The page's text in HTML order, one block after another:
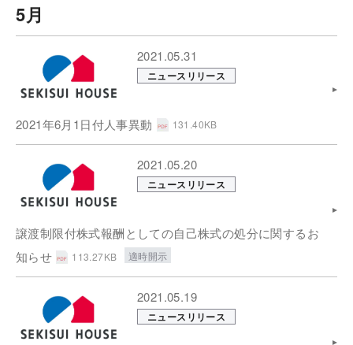
5月
2021.05.31
ニュースリリース
2021年6月1日付人事異動 131.40KB
2021.05.20
ニュースリリース
譲渡制限付株式報酬としての自己株式の処分に関するお
知らせ
113.27KB 適時開示
2021.05.19
ニュースリリース